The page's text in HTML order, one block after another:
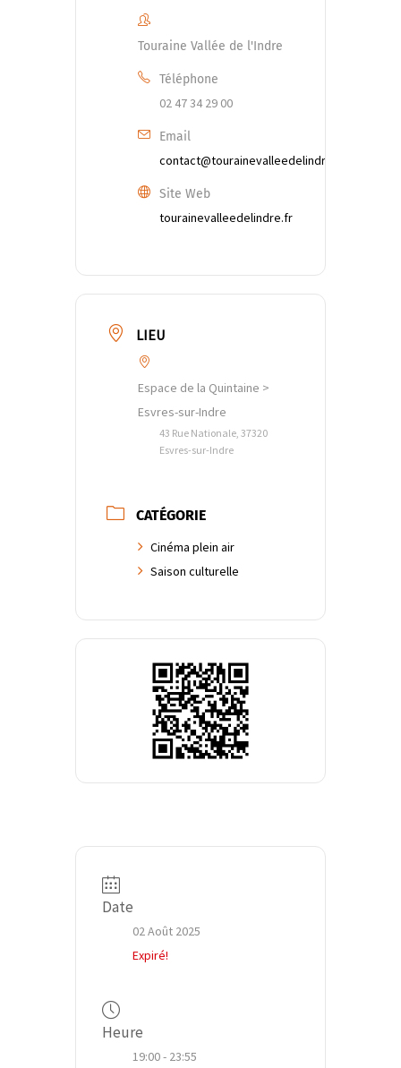
Touraine Vallée de l'Indre
Téléphone
02 47 34 29 00
Email
contact@tourainevalleedelindre.fr
Site Web
tourainevalleedelindre.fr
LIEU
Espace de la Quintaine >
Esvres-sur-Indre
43 Rue Nationale, 37320
Esvres-sur-Indre
CATÉGORIE
Cinéma plein air
Saison culturelle
Date
02 Août 2025
Expiré!
Heure
19:00 - 23:55